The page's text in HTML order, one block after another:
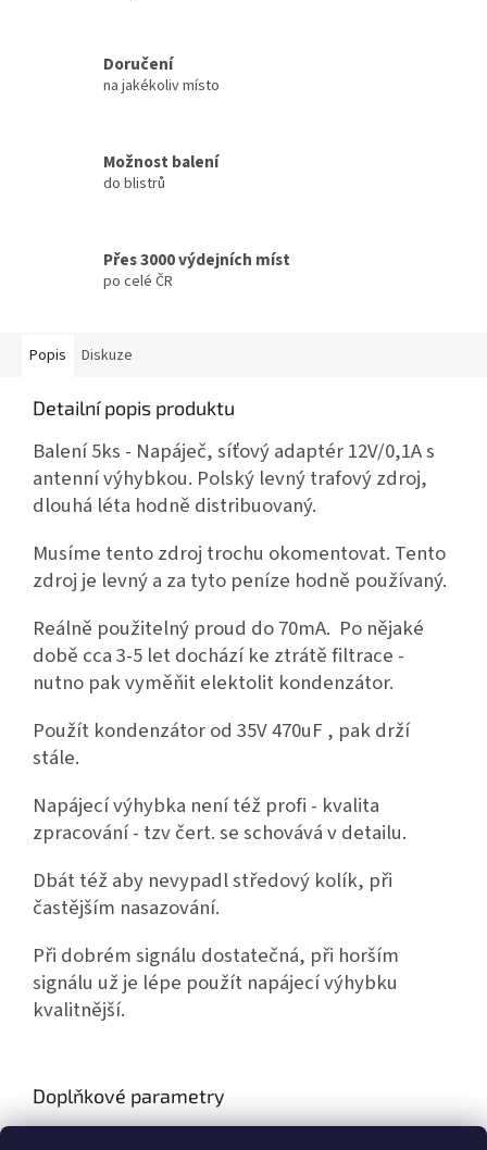
Doručení
na jakékoliv místo
Možnost balení
do blistrů
Přes 3000 výdejních míst
po celé ČR
Popis Diskuze
Detailní popis produktu
Balení 5ks - Napáječ, síťový adaptér 12V/0,1A s
antenní výhybkou. Polský levný trafový zdroj,
dlouhá léta hodně distribuovaný.
Musíme tento zdroj trochu okomentovat. Tento
zdroj je levný a za tyto peníze hodně používaný.
Reálně použitelný proud do 70mA. Po nějaké
době cca 3-5 let dochází ke ztrátě filtrace -
nutno pak vyměňit elektolit kondenzátor.
Použít kondenzátor od 35V 470uF , pak drží
stále.
Napájecí výhybka není též profi - kvalita
zpracování - tzv čert. se schovává v detailu.
Dbát též aby nevypadl středový kolík, při
častějším nasazování.
Při dobrém signálu dostatečná, při horším
signálu už je lépe použít napájecí výhybku
kvalitnější.
Doplňkové parametry